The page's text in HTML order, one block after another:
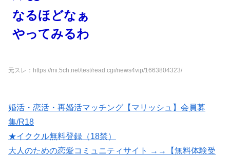
なるほどなぁ
やってみるわ
元スレ：https://mi.5ch.net/test/read.cgi/news4vip/1663804323/
婚活・恋活・再婚活マッチング【マリッシュ】会員募
集/R18
★イククル無料登録（18禁）
大人のための恋愛コミュニティサイト →→【無料体験受